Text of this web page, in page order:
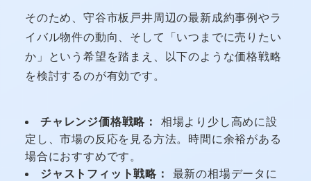
そのため、守谷市板戸井周辺の最新成約事例やラ
イバル物件の動向、そして「いつまでに売りたい
か」という希望を踏まえ、以下のような価格戦略
を検討するのが有効です。
チャレンジ価格戦略：
相場より少し高めに設
定し、市場の反応を見る方法。時間に余裕がある
場合におすすめです。
ジャストフィット戦略：
最新の相場データに